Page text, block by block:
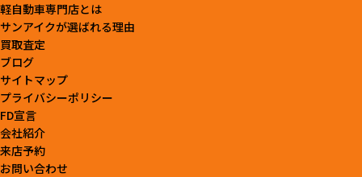
軽自動車専門店とは
サンアイクが選ばれる理由
買取査定
ブログ
サイトマップ
プライバシーポリシー
FD宣言
会社紹介
来店予約
お問い合わせ